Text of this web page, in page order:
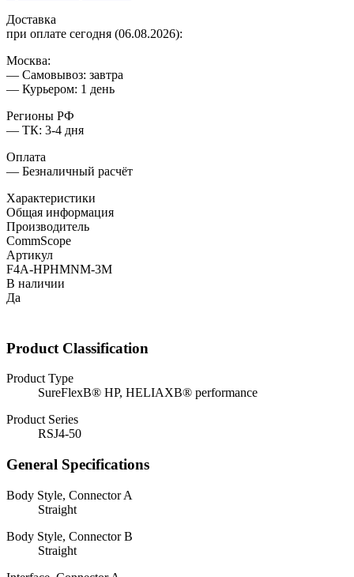
Доставка
при оплате сегодня (06.08.2026):
Москва:
— Самовывоз: завтра
— Курьером: 1 день
Регионы РФ
— ТК: 3-4 дня
Оплата
— Безналичный расчёт
Характеристики
Общая информация
Производитель
CommScope
Артикул
F4A-HPHMNM-3M
В наличии
Да
Product Classification
Product Type
SureFlexВ® HP, HELIAXВ® performance
Product Series
RSJ4-50
General Specifications
Body Style, Connector A
Straight
Body Style, Connector B
Straight